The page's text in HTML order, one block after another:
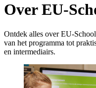
Over EU-
Ontdek alles over EU-
van het programma tot
en intermediairs.